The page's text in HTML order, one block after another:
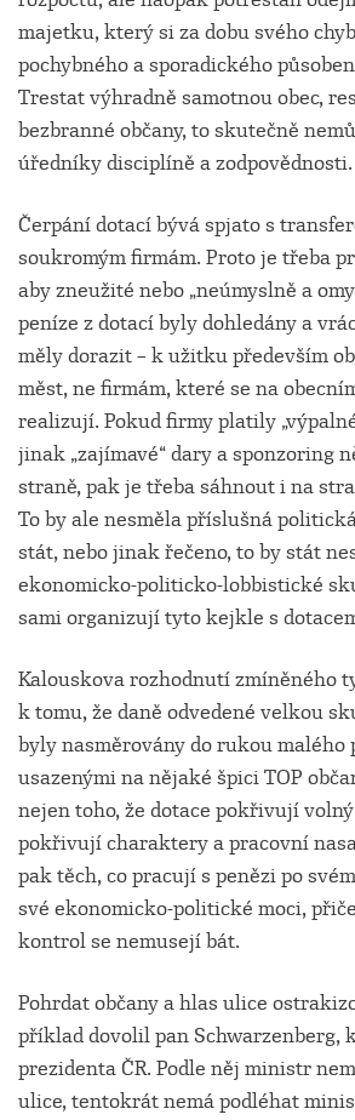
majetku, který si za dobu svého
pochybného a sporadického
Trestat výhradně samotnou obec,
bezbranné občany, to skutečně
úředníky disciplíně a zodpovědnosti.
Čerpání dotací bývá spjato s
soukromým firmám. Proto je třeba
aby zneužité nebo „neúmyslně a
peníze z dotací byly dohledány a
měly dorazit – k užitku především
měst, ne firmám, které se na
realizují. Pokud firmy platily
jinak „zajímavé“ dary a sponzoring
straně, pak je třeba sáhnout i na
To by ale nesměla příslušná
stát, nebo jinak řečeno, to by stát
ekonomicko-politicko-lobbistické
sami organizují tyto kejkle s
Kalouskova rozhodnutí zmíněného
k tomu, že daně odvedené velkou
byly nasměrovány do rukou malého
usazenými na nějaké špici TOP
nejen toho, že dotace pokřivují
pokřivují charaktery a pracovní
pak těch, co pracují s penězi po
své ekonomicko-politické moci,
kontrol se nemusejí bát.
Pohrdat občany a hlas ulice
příklad dovolil pan Schwarzenberg,
prezidenta ČR. Podle něj ministr
ulice, tentokrát nemá podléhat